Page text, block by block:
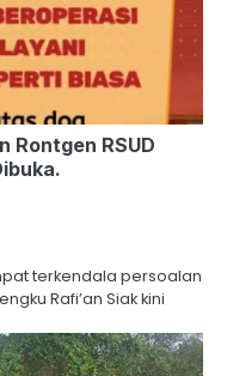
Rontgen RSUD
terkendala persoalan
Rafi’an Siak kini